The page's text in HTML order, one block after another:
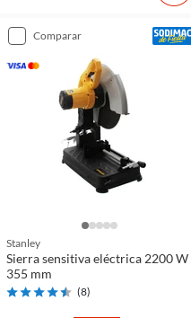
comparar
Stanley
Sierra sensitiva eléctrica 2200 W
355 mm
(8)